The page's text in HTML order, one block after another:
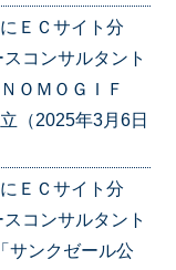
ＥＣサイト分
コンサルタント
ＯＭＯＧＩＦ
（2025年3月6日
ＥＣサイト分
コンサルタント
ンクゼール公